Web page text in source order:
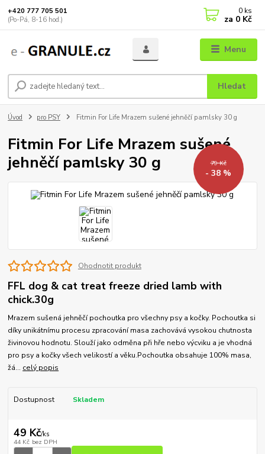
Menu
Hledat
+420 777 705 501
(Po-Pá, 8-16 hod.)
0 ks
za 0 Kč
Úvod pro PSY Fitmin For Life Mrazem sušené jehněčí pamlsky 30 g
Fitmin For Life Mrazem sušené
jehněčí pamlsky 30 g
79 Kč
- 38 %
Ohodnotit produkt
FFL dog & cat treat freeze dried lamb with
chick.30g
Mrazem sušená jehněčí pochoutka pro všechny psy a kočky. Pochoutka si
díky unikátnímu procesu zpracování masa zachovává vysokou chutnosta
živinovou hodnotu. Slouží jako odměna při hře nebo výcviku a je vhodná
pro psy a kočky všech velikostí a věku.Pochoutka obsahuje 100% masa,
žá... celý popis
Dostupnost Skladem
49 Kč/ks
44 Kč bez DPH